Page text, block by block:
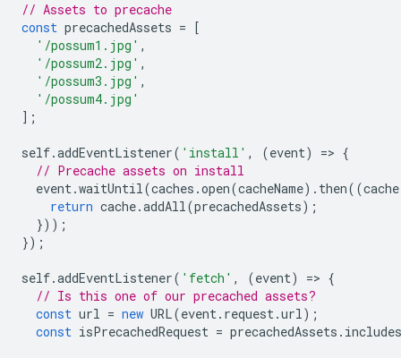
// Assets to precache
const precachedAssets =
[
'/possum1.jpg' ,
'/possum2.jpg' ,
'/possum3.jpg' ,
'/possum4.jpg'
];
self.addEventListener( 'install' , (event) => {
// Precache assets on install
event.waitUntil(caches .open(cacheName). then((cache
return cache.addAll(precachedAssets);
}));
});
self.addEventListener( 'fetch' , (event) => {
// Is this one of our precached assets?
const url = new URL(event. request.url);
const isPrecachedRequest = precachedAssets . includes